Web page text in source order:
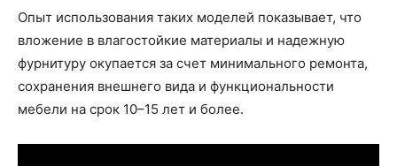
Опыт использования таких моделей показывает, что
вложение в влагостойкие материалы и надежную
фурнитуру окупается за счет минимального ремонта,
сохранения внешнего вида и функциональности
мебели на срок 10–15 лет и более.